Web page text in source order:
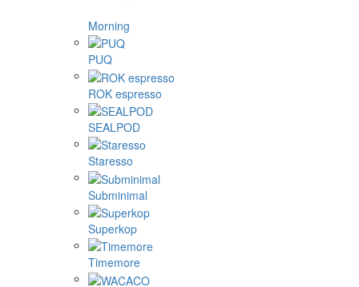
Morning
PUQ
ROK espresso
SEALPOD
Staresso
Subminimal
Superkop
Timemore